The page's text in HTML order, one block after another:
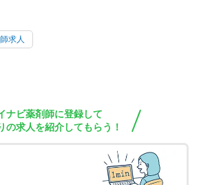
求人
ナビ薬剤師に登録して
の求人を紹介してもらう！